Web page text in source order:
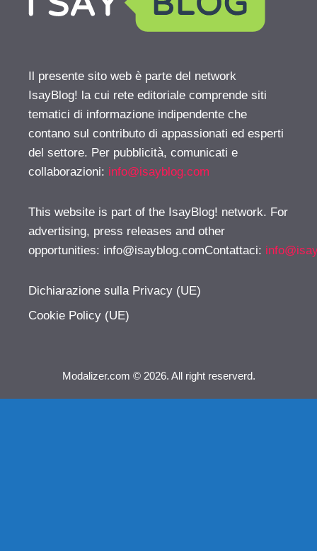
Il presente sito web è parte del network
IsayBlog! la cui rete editoriale comprende siti
tematici di informazione indipendente che
contano sul contributo di appassionati ed esperti
del settore. Per pubblicità, comunicati e
collaborazioni: info@isayblog.com
This website is part of the IsayBlog! network. For
advertising, press releases and other
opportunities: info@isayblog.comContattaci:
Dichiarazione sulla Privacy (UE)
Cookie Policy (UE)
Modalizer.com © 2026. All right reserverd.